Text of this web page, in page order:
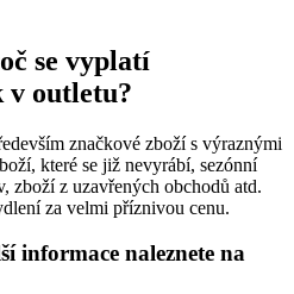
se vyplatí
v outletu?
značkové zboží s výraznými
které se již nevyrábí, sezónní
zboží z uzavřených obchodů atd.
za velmi příznivou cenu.
informace naleznete na